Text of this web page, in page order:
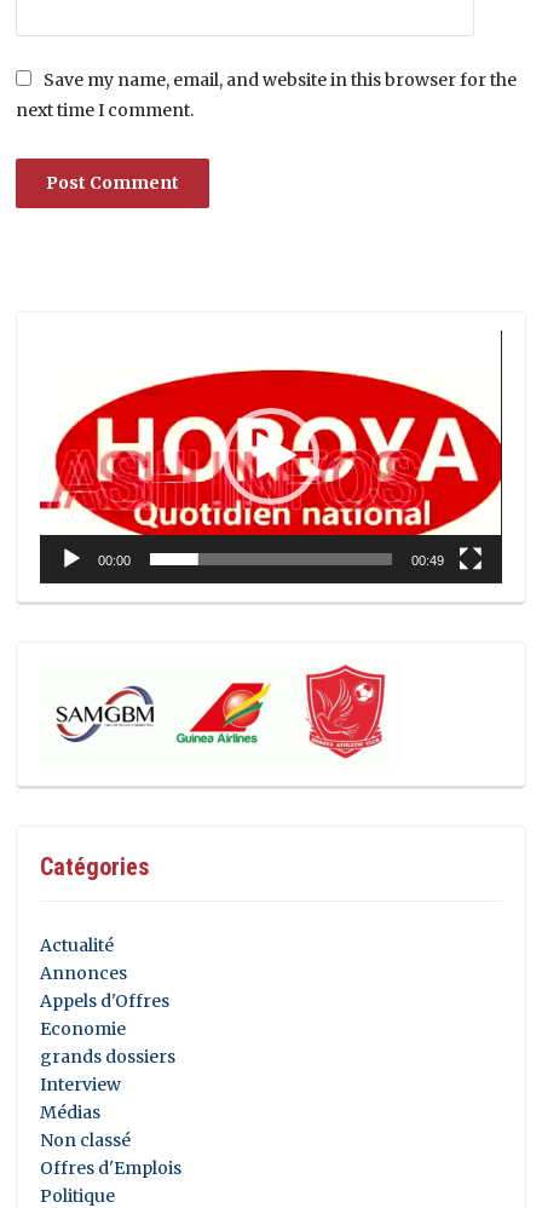
Save my name, email, and website in this browser for the
next time I comment.
00:00 00:49
Catégories
Actualité
Annonces
Appels d'Offres
Economie
grands dossiers
Interview
Médias
Non classé
Offres d'Emplois
Politique